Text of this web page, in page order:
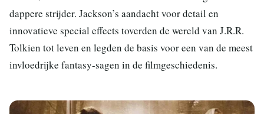
dappere strijder. Jackson’s aandacht voor detail en
innovatieve special effects toverden de wereld van J.R.R.
Tolkien tot leven en legden de basis voor een van de meest
invloedrijke fantasy-sagen in de filmgeschiedenis.